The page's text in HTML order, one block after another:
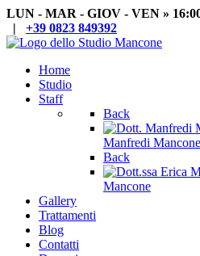
LUN - MAR - GIOV - VEN »
| +39 0823 849392
Home
Studio
Staff
Back
Manfredi Mancone
Back
Mancone
Gallery
Trattamenti
Blog
Contatti